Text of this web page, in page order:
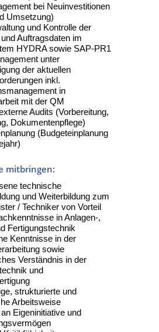
bei Neuinvestitionen
Umsetzung)
und Kontrolle der
Auftragsdaten im
HYDRA sowie SAP-PR1
unter
der aktuellen
inkl.
in
mit der QM
Audits (Vorbereitung,
Dokumentenpflege)
(Budgeteinplanung
mitbringen:
technische
und Weiterbildung zum
/ Techniker von Vorteil
in Anlagen-,
Fertigungstechnik
Kenntnisse in der
sowie
Verständnis in der
und
strukturierte und
Arbeitsweise
Eigeninitiative und